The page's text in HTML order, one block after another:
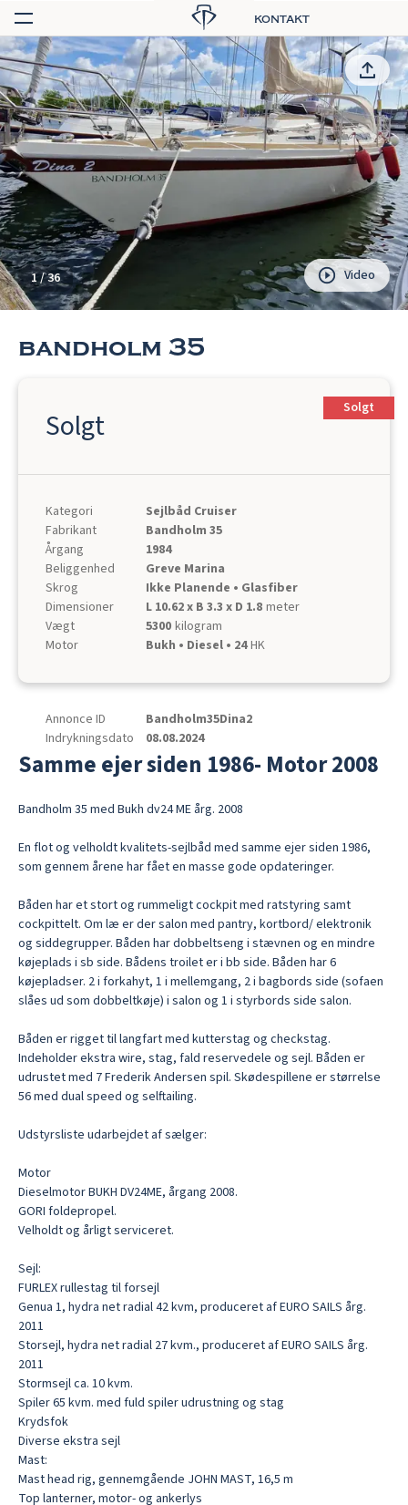
kontakt
1/36 Video
bandholm 35
Samme ejer siden 1986- Motor 2008
Bandholm 35 med Bukh dv24 ME årg. 2008
En flot og velholdt kvalitets-sejlbåd med samme ejer siden 1986,
som gennem årene har fået en masse gode opdateringer.
Båden har et stort og rummeligt cockpit med ratstyring samt
cockpittelt. Om læ er der salon med pantry, kortbord/ elektronik
og siddegrupper. Båden har dobbeltseng i stævnen og en mindre
køjeplads i sb side. Bådens troilet er i bb side. Båden har 6
køjepladser. 2 i forkahyt, 1 i mellemgang, 2 i bagbords side (sofaen
slåes ud som dobbeltkøje) i salon og 1 i styrbords side salon.
Båden er rigget til langfart med kutterstag og checkstag.
Indeholder ekstra wire, stag, fald reservedele og sejl. Båden er
udrustet med 7 Frederik Andersen spil. Skødespillene er størrelse
56 med dual speed og selftailing.
Udstyrsliste udarbejdet af sælger:
Motor
Dieselmotor BUKH DV24ME, årgang 2008.
GORI foldepropel.
Velholdt og årligt serviceret.
Sejl:
FURLEX rullestag til forsejl
Genua 1, hydra net radial 42 kvm, produceret af EURO SAILS årg.
2011
Storsejl, hydra net radial 27 kvm., produceret af EURO SAILS årg.
2011
Stormsejl ca. 10 kvm.
Spiler 65 kvm. med fuld spiler udrustning og stag
Krydsfok
Diverse ekstra sejl
Mast:
Mast head rig, gennemgående JOHN MAST, 16,5 m
Top lanterner, motor- og ankerlys
Solgt
Solgt
Kategori
Sejlbåd Cruiser
Fabrikant
Bandholm 35
Årgang
1984
Beliggenhed
Greve Marina
Skrog
Ikke Planende • Glasfiber
Dimensioner
L 10.62 x B 3.3 x D 1.8 meter
Vægt
5300 kilogram
Motor
Bukh • Diesel • 24 HK
Annonce ID
Bandholm35Dina2
Indrykningsdato
08.08.2024